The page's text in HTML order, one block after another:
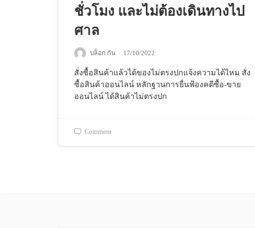
ชั่วโมง และไม่ต้องเดินทางไป
ศาล
บล็อก กัน · 17/10/2022
สั่งซื้อสินค้าแล้วได้ของไม่ตรงปกแจ้งความได้ไหม สั่ง
ซื้อสินค้าออนไลน์ หลักฐานการยื่นฟ้องคดีซื้อ-ขาย
ออนไลน์ ได้สินค้าไม่ตรงปก
Comment